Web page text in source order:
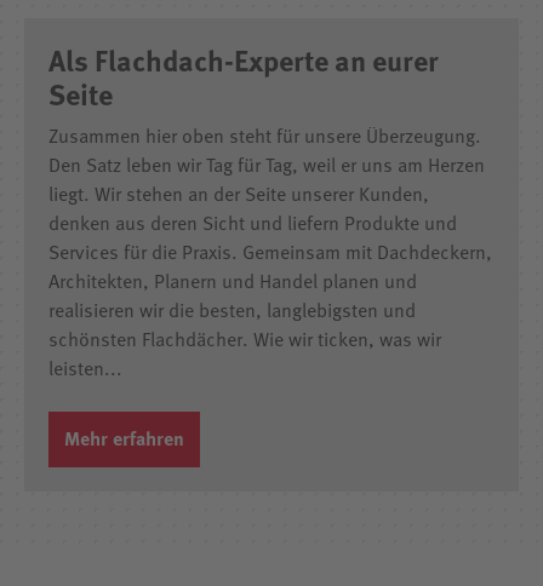
Als Flachdach-Experte an eurer
Seite
Zusammen hier oben steht für unsere Überzeugung.
Den Satz leben wir Tag für Tag, weil er uns am Herzen
liegt. Wir stehen an der Seite unserer Kunden,
denken aus deren Sicht und liefern Produkte und
Services für die Praxis. Gemeinsam mit Dachdeckern,
Architekten, Planern und Handel planen und
realisieren wir die besten, langlebigsten und
schönsten Flachdächer. Wie wir ticken, was wir
leisten...
Mehr erfahren